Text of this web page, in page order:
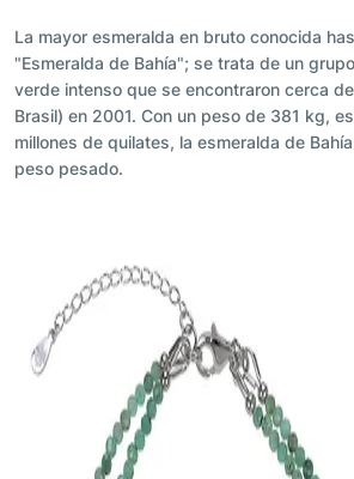
La mayor esmeralda en bruto conocida
"Esmeralda de Bahía"; se trata de un
verde intenso que se encontraron cerca
Brasil) en 2001. Con un peso de 381 kg,
millones de quilates, la esmeralda de
peso pesado.